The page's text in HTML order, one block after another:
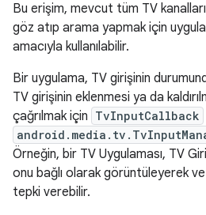
Bu erişim, mevcut tüm TV
göz atıp arama yapmak için
amacıyla kullanılabilir.
Bir uygulama, TV girişinin
TV girişinin eklenmesi ya da
çağrılmak için TvInputCallback
Örneğin, bir TV Uygulaması, TV
onu bağlı olarak görüntüleyerek
tepki verebilir.